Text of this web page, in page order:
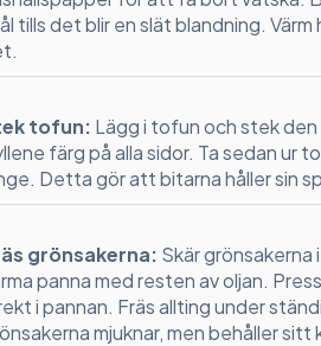
tills det blir en slät blandning.
tofun: Lägg i tofun och stek
färg på alla sidor. Ta sedan ur
Detta gör att bitarna håller sin
grönsakerna: Skär grönsakerna
panna med resten av oljan.
i pannan. Fräs allting under
mjuknar, men behåller sitt